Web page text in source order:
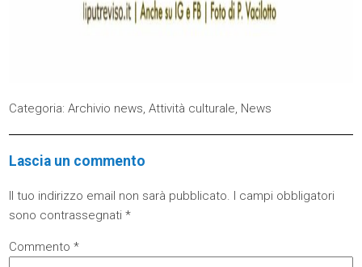
Categoria:Archivio news,Attività culturale, News
Lascia un commento
Il tuo indirizzo email non sarà pubblicato. I campi obbligatori
sono contrassegnati*
Commento*